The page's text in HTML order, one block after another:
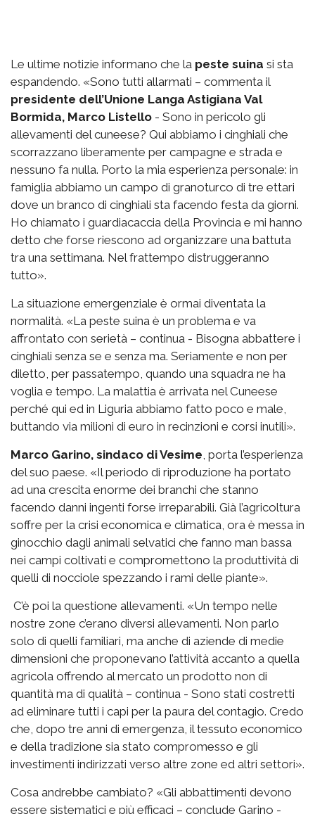
Le ultime notizie informano che la peste suina si sta
espandendo. «Sono tutti allarmati – commenta il
presidente dell’Unione Langa Astigiana Val
Bormida, Marco Listello - Sono in pericolo gli
allevamenti del cuneese? Qui abbiamo i cinghiali che
scorrazzano liberamente per campagne e strada e
nessuno fa nulla. Porto la mia esperienza personale: in
famiglia abbiamo un campo di granoturco di tre ettari
dove un branco di cinghiali sta facendo festa da giorni.
Ho chiamato i guardiacaccia della Provincia e mi hanno
detto che forse riescono ad organizzare una battuta
tra una settimana. Nel frattempo distruggeranno
tutto».
La situazione emergenziale è ormai diventata la
normalità. «La peste suina è un problema e va
affrontato con serietà – continua - Bisogna abbattere i
cinghiali senza se e senza ma. Seriamente e non per
diletto, per passatempo, quando una squadra ne ha
voglia e tempo. La malattia è arrivata nel Cuneese
perché qui ed in Liguria abbiamo fatto poco e male,
buttando via milioni di euro in recinzioni e corsi inutili».
Marco Garino, sindaco di Vesime, porta l’esperienza
del suo paese. «Il periodo di riproduzione ha portato
ad una crescita enorme dei branchi che stanno
facendo danni ingenti forse irreparabili. Già l’agricoltura
soffre per la crisi economica e climatica, ora è messa in
ginocchio dagli animali selvatici che fanno man bassa
nei campi coltivati e compromettono la produttività di
quelli di nocciole spezzando i rami delle piante».
C’è poi la questione allevamenti. «Un tempo nelle
nostre zone c’erano diversi allevamenti. Non parlo
solo di quelli familiari, ma anche di aziende di medie
dimensioni che proponevano l’attività accanto a quella
agricola offrendo al mercato un prodotto non di
quantità ma di qualità – continua - Sono stati costretti
ad eliminare tutti i capi per la paura del contagio. Credo
che, dopo tre anni di emergenza, il tessuto economico
e della tradizione sia stato compromesso e gli
investimenti indirizzati verso altre zone ed altri settori».
Cosa andrebbe cambiato? «Gli abbattimenti devono
essere sistematici e più efficaci – conclude Garino -